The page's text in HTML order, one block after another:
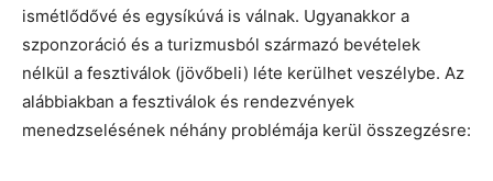
ismétlődővé és egysíkúvá is válnak. Ugyanakkor a
szponzoráció és a turizmusból származó bevételek
nélkül a fesztiválok (jövőbeli) léte kerülhet veszélybe. Az
alábbiakban a fesztiválok és rendezvények
menedzselésének néhány problémája kerül összegzésre: